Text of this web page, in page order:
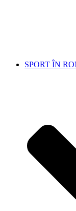
SPORT ÎN